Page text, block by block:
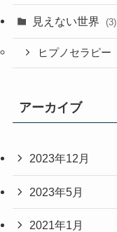
見えない世界 (3)
ヒプノセラピー
アーカイブ
2023年12月
2023年5月
2021年1月